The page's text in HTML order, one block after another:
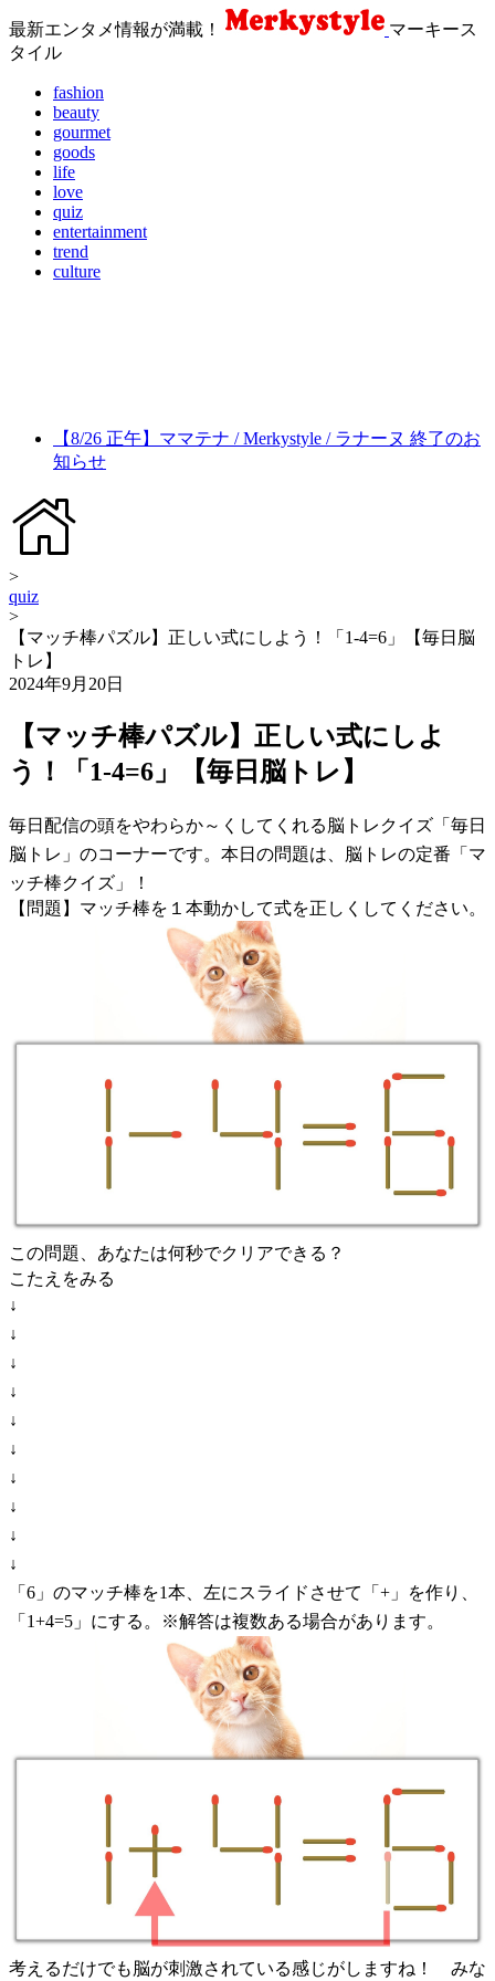
最新エンタメ情報が満載！
マーキース
タイル
fashion
beauty
gourmet
goods
life
love
quiz
entertainment
trend
culture
【8/26 正午】ママテナ / Merkystyle / ラナーヌ 終了のお
知らせ
>
quiz
>
【マッチ棒パズル】正しい式にしよう！「1-4=6」【毎日脳
トレ】
2024年9月20日
【マッチ棒パズル】正しい式にしよ
う！「1-4=6」【毎日脳トレ】
毎日配信の頭をやわらか～くしてくれる脳トレクイズ「毎日
脳トレ」のコーナーです。本日の問題は、脳トレの定番「マ
ッチ棒クイズ」！
【問題】マッチ棒を１本動かして式を正しくしてください。
この問題、あなたは何秒でクリアできる？
こたえをみる
↓
↓
↓
↓
↓
↓
↓
↓
↓
↓
「6」のマッチ棒を1本、左にスライドさせて「+」を作り、
「1+4=5」にする。※解答は複数ある場合があります。
考えるだけでも脳が刺激されている感じがしますね！ みな